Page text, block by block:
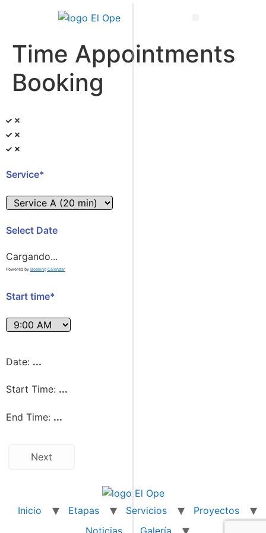
Time Appointments
Booking
Service*
Select Date
Cargando...
Powered by Booking Calendar
Start time*
Date: ...
Start Time: ...
End Time: ...
Next
Inicio Etapas Servicios
Proyectos